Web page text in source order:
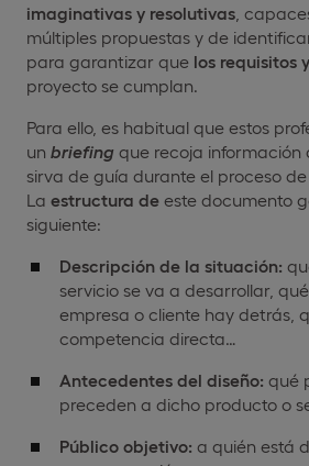
imaginativas y resolutivas ,
múltiples propuestas y de
para garantizar que los requisitos
proyecto se cumplan.
Para ello, es habitual que estos
un briefing que recoja información
sirva de guía durante el proceso
La estructura de este documento
siguiente:
Descripción de la situación:
servicio se va a desarrollar,
empresa o cliente hay detrás,
competencia directa…
Antecedentes del diseño: qué
preceden a dicho producto o
Público objetivo: a quién está